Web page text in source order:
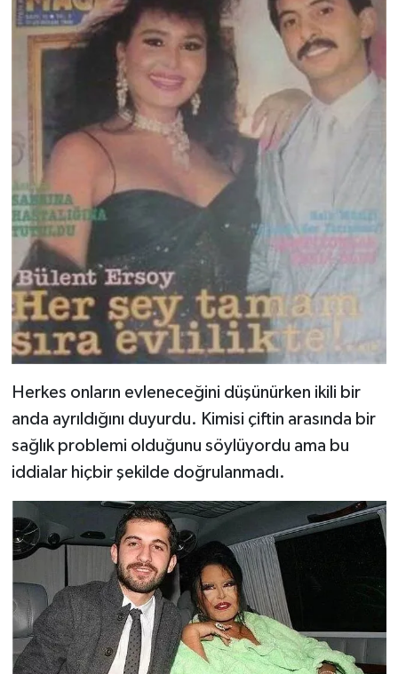
Herkes onların evleneceğini düşünürken ikili bir
anda ayrıldığını duyurdu. Kimisi çiftin arasında bir
sağlık problemi olduğunu söylüyordu ama bu
iddialar hiçbir şekilde doğrulanmadı.